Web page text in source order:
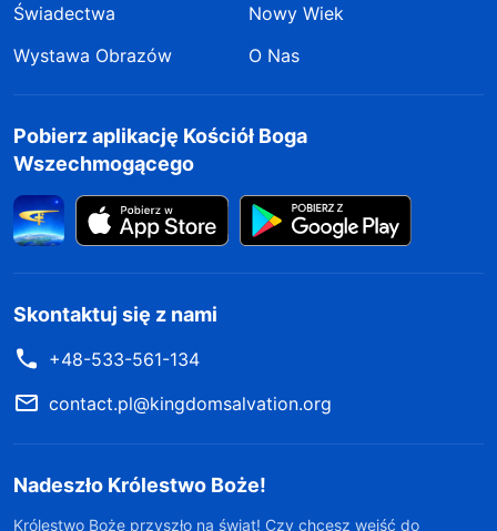
Świadectwa
Nowy Wiek
Wystawa Obrazów
O Nas
Pobierz aplikację Kościół Boga
Wszechmogącego
Skontaktuj się z nami
+48-533-561-134
contact.pl@kingdomsalvation.org
Nadeszło Królestwo Boże!
Królestwo Boże przyszło na świat! Czy chcesz wejść do